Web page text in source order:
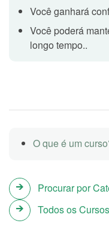
Esta aula tem como
professor. Os
à vontade para
professor. Os
à vontade para
Topic 8 Quais
geralmente leva
Você ganhará
Você poderá
longo tempo..
O que é um
Procurar por
Todos os Cursos